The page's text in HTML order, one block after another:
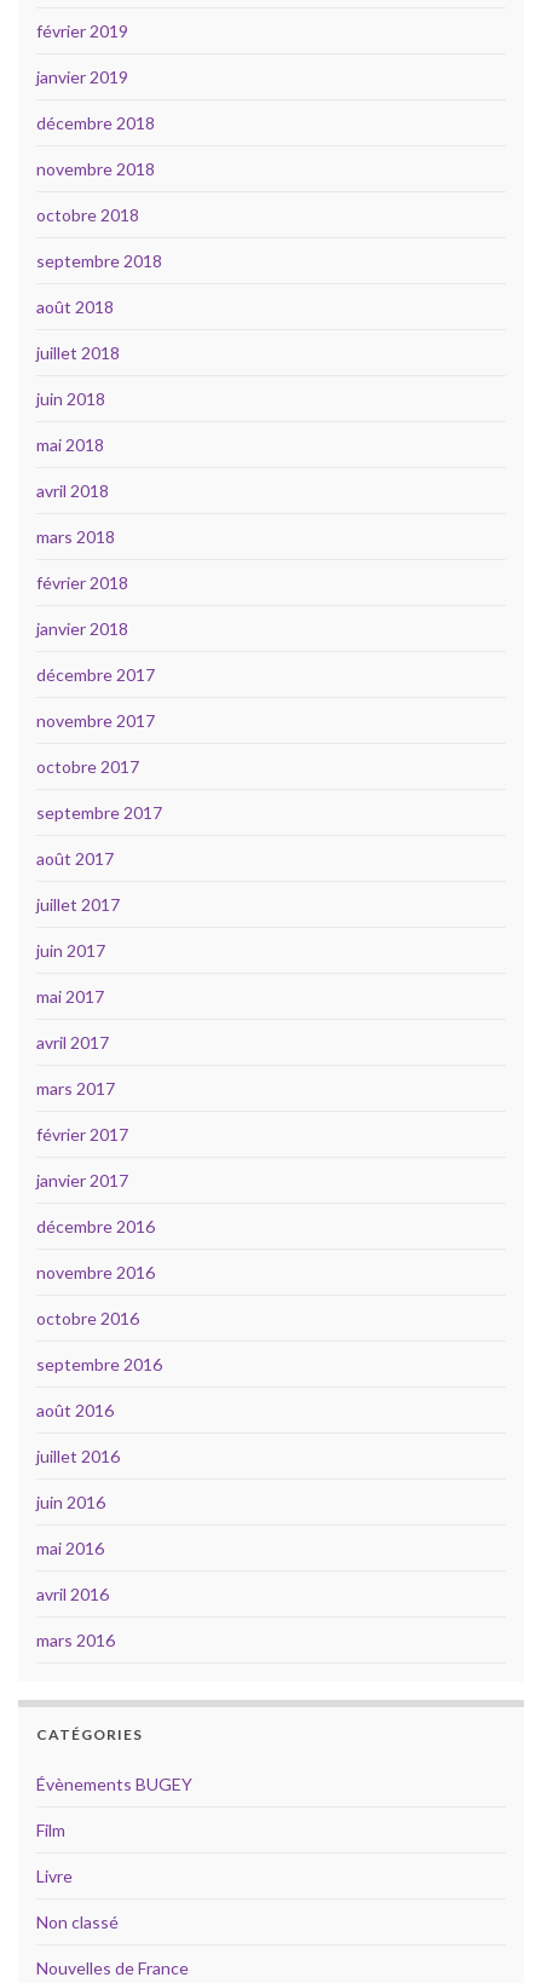
février 2019
janvier 2019
décembre 2018
novembre 2018
octobre 2018
septembre 2018
août 2018
juillet 2018
juin 2018
mai 2018
avril 2018
mars 2018
février 2018
janvier 2018
décembre 2017
novembre 2017
octobre 2017
septembre 2017
août 2017
juillet 2017
juin 2017
mai 2017
avril 2017
mars 2017
février 2017
janvier 2017
décembre 2016
novembre 2016
octobre 2016
septembre 2016
août 2016
juillet 2016
juin 2016
mai 2016
avril 2016
mars 2016
CATÉGORIES
Évènements BUGEY
Film
Livre
Non classé
Nouvelles de France